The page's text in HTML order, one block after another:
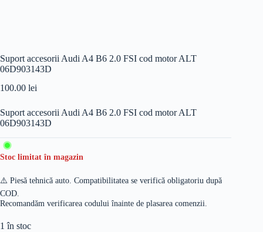
Suport accesorii Audi A4 B6 2.0 FSI cod motor ALT
06D903143D
100.00 lei
Suport accesorii Audi A4 B6 2.0 FSI cod motor ALT
06D903143D
Stoc limitat în magazin
⚠️ Piesă tehnică auto. Compatibilitatea se verifică obligatoriu după
COD.
Recomandăm verificarea codului înainte de plasarea comenzii.
1 în stoc